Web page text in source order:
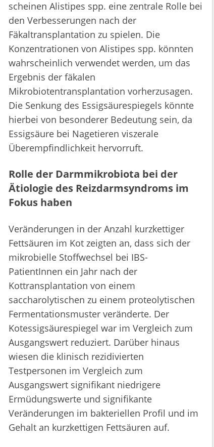
scheinen Alistipes spp. eine zentrale Rolle bei
den Verbesserungen nach der
Fäkaltransplantation zu spielen. Die
Konzentrationen von Alistipes spp. könnten
wahrscheinlich verwendet werden, um das
Ergebnis der fäkalen
Mikrobiotentransplantation vorherzusagen.
Die Senkung des Essigsäurespiegels könnte
hierbei von besonderer Bedeutung sein, da
Essigsäure bei Nagetieren viszerale
Überempfindlichkeit hervorruft.
Rolle der Darmmikrobiota bei der
Ätiologie des Reizdarmsyndroms im
Fokus haben
Veränderungen in der Anzahl kurzkettiger
Fettsäuren im Kot zeigten an, dass sich der
mikrobielle Stoffwechsel bei IBS-
PatientInnen ein Jahr nach der
Kottransplantation von einem
saccharolytischen zu einem proteolytischen
Fermentationsmuster veränderte. Der
Kotessigsäurespiegel war im Vergleich zum
Ausgangswert reduziert. Darüber hinaus
wiesen die klinisch rezidivierten
Testpersonen im Vergleich zum
Ausgangswert signifikant niedrigere
Ermüdungswerte und signifikante
Veränderungen im bakteriellen Profil und im
Gehalt an kurzkettigen Fettsäuren auf.